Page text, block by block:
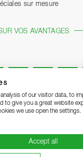
of our visitor data, to
to give you a great website
we use open the settings.
Accept all
sur mesure
VOS AVANTAGES
Protection des données
Remarques concernant la